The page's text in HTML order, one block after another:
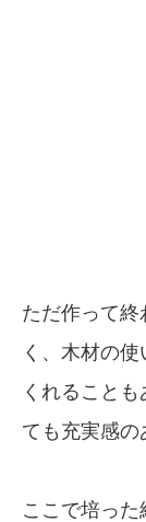
ただ作って
く、木材の
くれること
ても充実感の
ここで培っ